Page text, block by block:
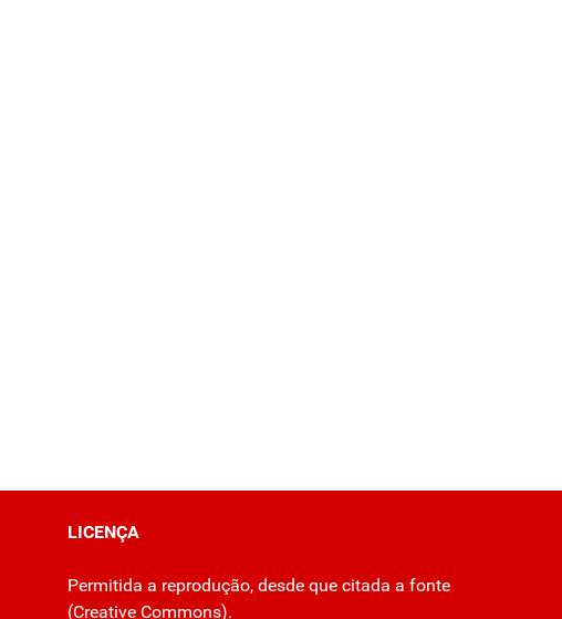
LICENÇA
Permitida a reprodução, desde que citada a fonte
(Creative Commons).